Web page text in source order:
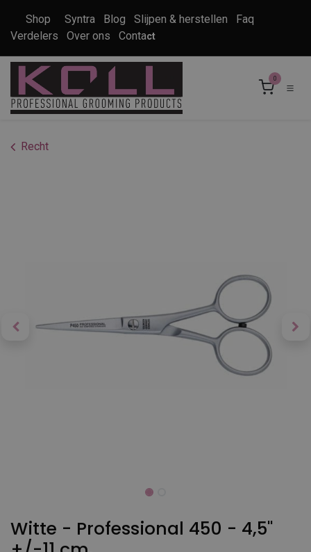
Shop Syntra Blog Slijpen & herstellen
Faq
Verdelers
Over ons Contact
0
Recht
Witte - Professional 450 - 4,5''